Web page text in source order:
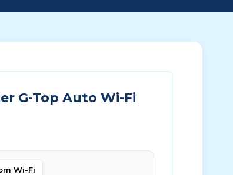
G-Top Auto Wi-Fi
Wi-Fi